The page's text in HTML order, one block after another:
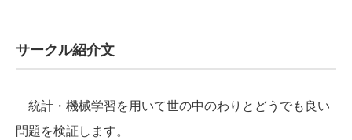
サークル紹介文
統計・機械学習を用いて世の中のわりとどうでも良い
問題を検証します。